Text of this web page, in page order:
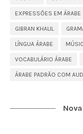
EXPRESSÕES EM ÁRABE
GIBRAN KHALIL
LÍNGUA ÁRABE
VOCABULÁRIO ÁRABE
ÁRABE PADRÃO COM